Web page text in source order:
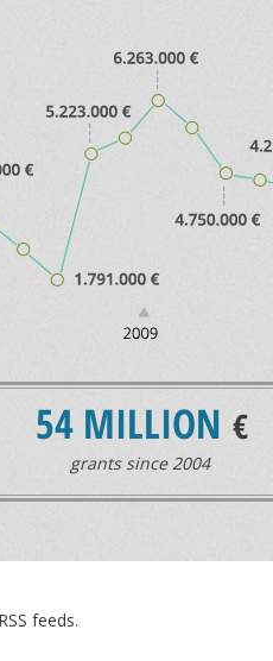
54 MILLION €
grants since 2004
feeds.